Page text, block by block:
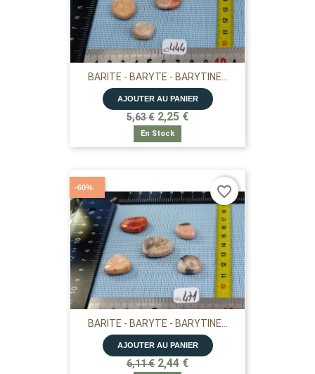
BARITE - BARYTE - BARYTINE...
AJOUTER AU PANIER
5,63 € 2,25 €
En Stock
BARITE - BARYTE - BARYTINE...
AJOUTER AU PANIER
6,11 € 2,44 €
-60% favorite_border